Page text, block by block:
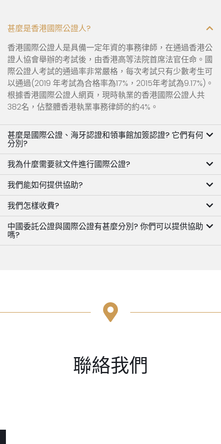
甚麼是香港國際公證人?
香港國際公證人是具備一定年資的事務律師，在通過香港公
證人協會舉辦的考試後，由香港高等法院首席法官任命。國
際公證人考試的通過率非常嚴格，每次考試只有少數考生可
以通過(2019 年考試為合格率為17%，2015年考試為9.17%)。
根據香港國際公證人網頁，現時執業的香港國際公證人共
382名，佔整體香港執業事務律師的約4%。
甚麼是國際公證、海牙認證和領事館加簽認證? 它們有何
分別?
我為什麼需要就文件進行國際公證?
我們能如何提供協助?
我們怎樣收費?
中國委託公證與國際公證有甚麼分別? 你們可以提供協助
嗎?
聯絡我們